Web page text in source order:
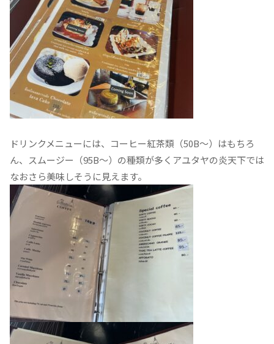
ドリンクメニューには、コーヒー紅茶類（50B〜）はもちろ
ん、スムージー（95B〜）の種類が多くアユタヤの炎天下では
なおさら美味しそうに見えます。